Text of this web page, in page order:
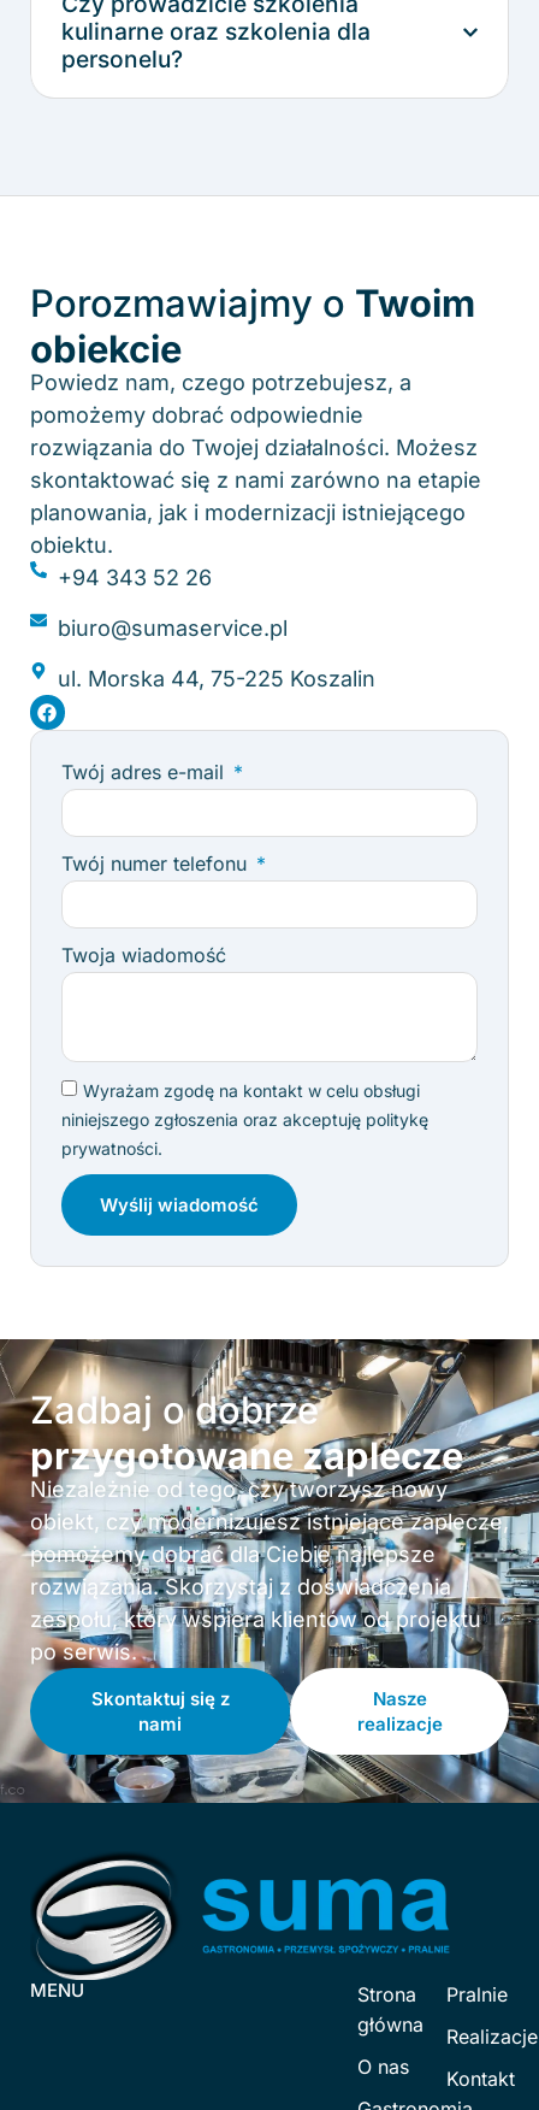
kulinarne oraz szkolenia dla
personelu?
Porozmawiajmy o Twoim
obiekcie
Powiedz nam, czego potrzebujesz, a
pomożemy dobrać odpowiednie
rozwiązania do Twojej działalności. Możesz
skontaktować się z nami zarówno na etapie
planowania, jak i modernizacji istniejącego
obiektu.
+94 343 52 26
biuro@sumaservice.pl
ul. Morska 44, 75-225 Koszalin
Twój adres e-mail
Twój numer telefonu
Twoja wiadomość
Wyrażam zgodę na kontakt w celu obsługi
niniejszego zgłoszenia oraz akceptuję politykę
prywatności.
Wyślij wiadomość
Zadbaj o dobrze
przygotowane zaplecze
Niezależnie od tego, czy tworzysz nowy
obiekt, czy modernizujesz istniejące zaplecze,
pomożemy dobrać dla Ciebie najlepsze
rozwiązania. Skorzystaj z doświadczenia
zespołu, który wspiera klientów od projektu
po serwis.
Skontaktuj się z
nami
Nasze
realizacje
MENU
Strona
główna
O nas
Pralnie
Realizacje
Kontakt